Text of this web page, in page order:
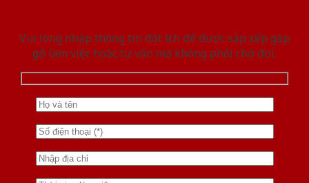
Vui lòng nhập thông tin đặt lịch để được sắp xếp gặp
gỡ làm việc hoăc tư vấn mà không phải chờ đợi.